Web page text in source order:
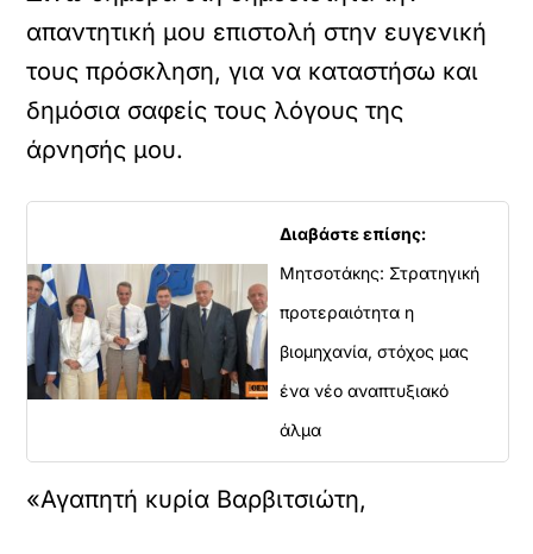
απαντητική μου επιστολή στην ευγενική
τους πρόσκληση, για να καταστήσω και
δημόσια σαφείς τους λόγους της
άρνησής μου.
Διαβάστε επίσης:
Μητσοτάκης: Στρατηγική
προτεραιότητα η
βιομηχανία, στόχος μας
ένα νέο αναπτυξιακό
άλμα
«Αγαπητή κυρία Βαρβιτσιώτη,